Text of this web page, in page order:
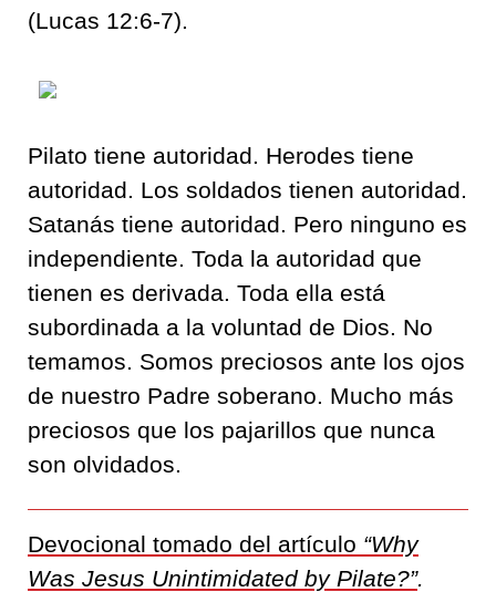
(Lucas 12:6-7).
Pilato tiene autoridad. Herodes tiene
autoridad. Los soldados tienen autoridad.
Satanás tiene autoridad. Pero ninguno es
independiente. Toda la autoridad que
tienen es derivada. Toda ella está
subordinada a la voluntad de Dios. No
temamos. Somos preciosos ante los ojos
de nuestro Padre soberano. Mucho más
preciosos que los pajarillos que nunca
son olvidados.
Devocional tomado del artículo “Why
Was Jesus Unintimidated by Pilate?”.